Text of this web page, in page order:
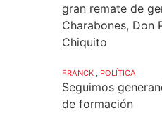
gran remate de
Charabones, Don
Chiquito
FRANCK POLÍTICA
Seguimos
de formación